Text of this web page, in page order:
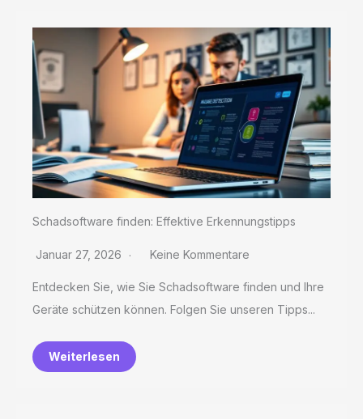
Schadsoftware finden: Effektive Erkennungstipps
Januar 27, 2026 Keine Kommentare
Entdecken Sie, wie Sie Schadsoftware finden und Ihre
Geräte schützen können. Folgen Sie unseren Tipps...
Weiterlesen